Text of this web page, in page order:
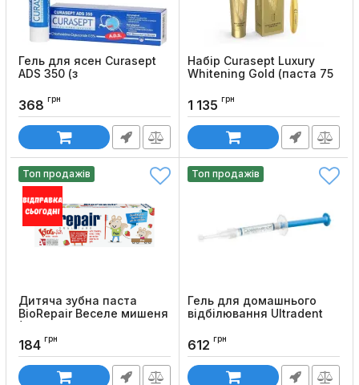
Гель для ясен Curasept
ADS 350 (з
30мл)
Код товару: 1040
368 грн
Набір Curasept Luxury
Whitening Gold (паста 75
Код товару:
1 135 грн
Топ продажів
Дитяча зубна паста
BioRepair Веселе мишеня
(0-6 років)
Код товару:
184 грн
Топ продажів
Гель для домашнього
відбілювання Ultradent
Код товару:
612 грн